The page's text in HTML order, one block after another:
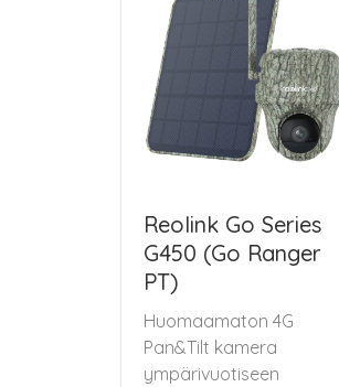
Reolink Go Series
G450 (Go Ranger
PT)
Huomaamaton 4G
Pan&Tilt kamera
ympärivuotiseen